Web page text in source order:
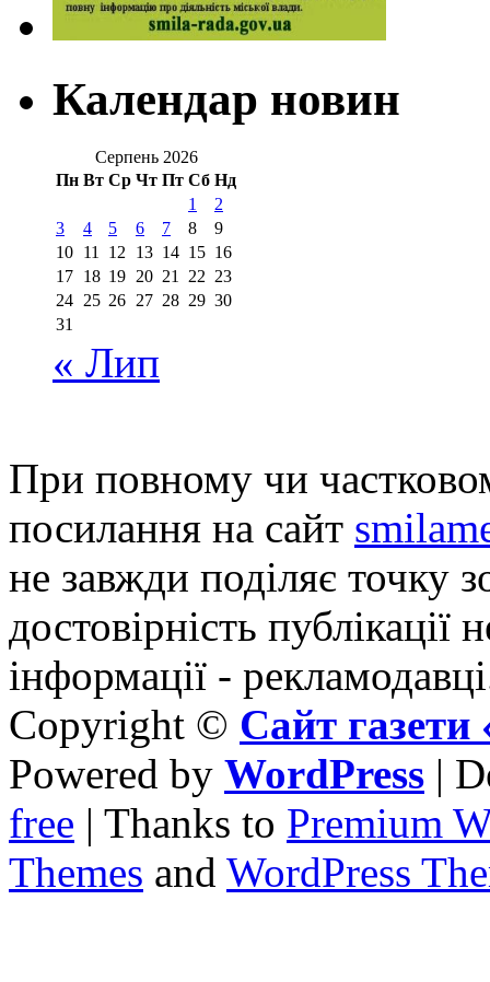
Календар новин
Серпень 2026
Пн Вт Ср Чт Пт Сб Нд
1
2
3
4 5 6 7 8
9
10 11 12 13 14 15 16
17 18 19 20 21 22 23
24 25 26 27 28 29 30
31
« Лип
При повному чи
посилання на сайт
не завжди поділяє точку
достовірність публікації
інформації -
Copyright © Сайт
Powered by WordPress |
free | Thanks to Premium
Themes and WordPress